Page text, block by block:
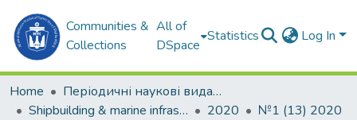
Communities &
Collections
All of
DSpace
Statistics Log In
Home
Періодичні наукові видання
Shipbuilding & marine infrastructure
2020
№1 (13) 2020